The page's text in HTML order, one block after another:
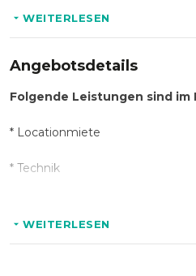
WEITERLESEN
Angebotsdetails
Folgende Leistungen sind im
* Locationmiete
* Technik
WEITERLESEN